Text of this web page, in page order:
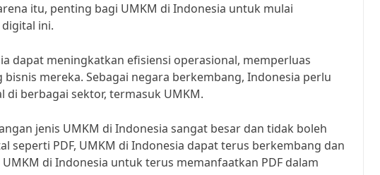
itu, penting bagi UMKM di Indonesia untuk mulai
ini.
dapat meningkatkan efisiensi operasional, memperluas
mereka. Sebagai negara berkembang, Indonesia perlu
berbagai sektor, termasuk UMKM.
jenis UMKM di Indonesia sangat besar dan tidak boleh
seperti PDF, UMKM di Indonesia dapat terus berkembang dan
di Indonesia untuk terus memanfaatkan PDF dalam